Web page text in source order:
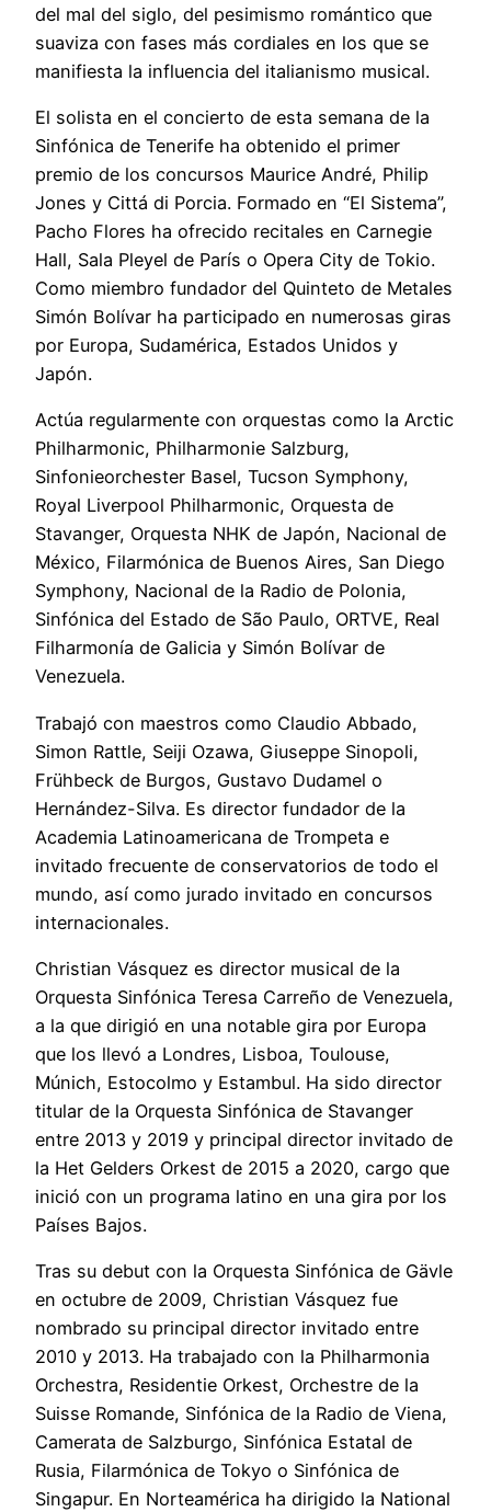
del mal del siglo, del pesimismo romántico que
suaviza con fases más cordiales en los que se
manifiesta la influencia del italianismo musical.
El solista en el concierto de esta semana de la
Sinfónica de Tenerife ha obtenido el primer
premio de los concursos Maurice André, Philip
Jones y Cittá di Porcia. Formado en “El Sistema”,
Pacho Flores ha ofrecido recitales en Carnegie
Hall, Sala Pleyel de París o Opera City de Tokio.
Como miembro fundador del Quinteto de Metales
Simón Bolívar ha participado en numerosas giras
por Europa, Sudamérica, Estados Unidos y
Japón.
Actúa regularmente con orquestas como la Arctic
Philharmonic, Philharmonie Salzburg,
Sinfonieorchester Basel, Tucson Symphony,
Royal Liverpool Philharmonic, Orquesta de
Stavanger, Orquesta NHK de Japón, Nacional de
México, Filarmónica de Buenos Aires, San Diego
Symphony, Nacional de la Radio de Polonia,
Sinfónica del Estado de São Paulo, ORTVE, Real
Filharmonía de Galicia y Simón Bolívar de
Venezuela.
Trabajó con maestros como Claudio Abbado,
Simon Rattle, Seiji Ozawa, Giuseppe Sinopoli,
Frühbeck de Burgos, Gustavo Dudamel o
Hernández-Silva. Es director fundador de la
Academia Latinoamericana de Trompeta e
invitado frecuente de conservatorios de todo el
mundo, así como jurado invitado en concursos
internacionales.
Christian Vásquez es director musical de la
Orquesta Sinfónica Teresa Carreño de Venezuela,
a la que dirigió en una notable gira por Europa
que los llevó a Londres, Lisboa, Toulouse,
Múnich, Estocolmo y Estambul. Ha sido director
titular de la Orquesta Sinfónica de Stavanger
entre 2013 y 2019 y principal director invitado de
la Het Gelders Orkest de 2015 a 2020, cargo que
inició con un programa latino en una gira por los
Países Bajos.
Tras su debut con la Orquesta Sinfónica de Gävle
en octubre de 2009, Christian Vásquez fue
nombrado su principal director invitado entre
2010 y 2013. Ha trabajado con la Philharmonia
Orchestra, Residentie Orkest, Orchestre de la
Suisse Romande, Sinfónica de la Radio de Viena,
Camerata de Salzburgo, Sinfónica Estatal de
Rusia, Filarmónica de Tokyo o Sinfónica de
Singapur. En Norteamérica ha dirigido la National